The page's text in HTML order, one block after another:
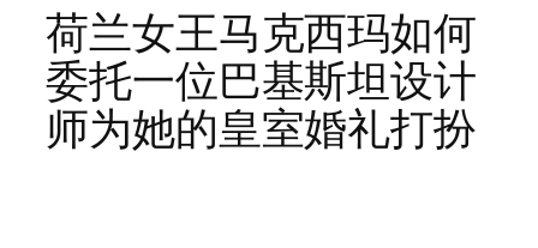
荷兰女王马克西玛如何
委托一位巴基斯坦设计
师为她的皇室婚礼打扮